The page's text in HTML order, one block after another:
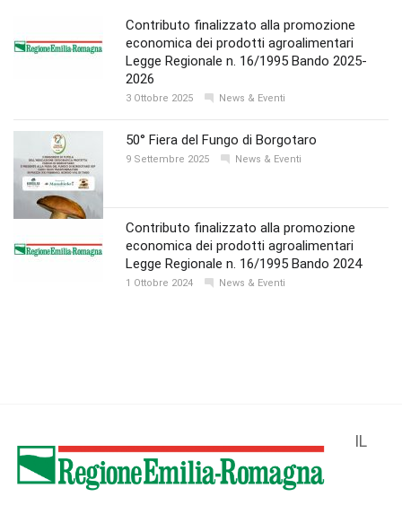
Contributo finalizzato alla promozione
economica dei prodotti agroalimentari
Legge Regionale n. 16/1995 Bando 2025-
2026
3 Ottobre 2025 News & Eventi
50° Fiera del Fungo di Borgotaro
9 Settembre 2025 News & Eventi
Contributo finalizzato alla promozione
economica dei prodotti agroalimentari
Legge Regionale n. 16/1995 Bando 2024
1 Ottobre 2024 News & Eventi
IL